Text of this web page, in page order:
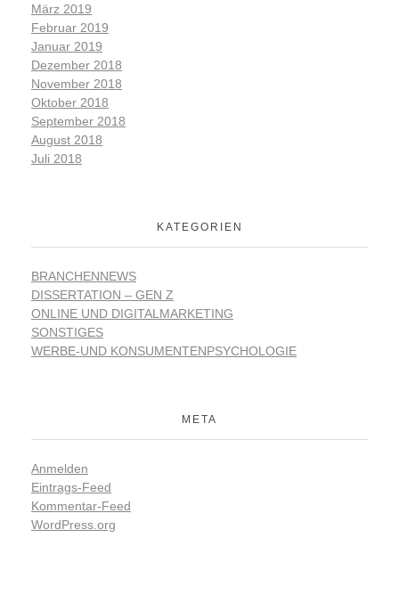
März 2019
Februar 2019
Januar 2019
Dezember 2018
November 2018
Oktober 2018
September 2018
August 2018
Juli 2018
KATEGORIEN
BRANCHENNEWS
DISSERTATION – GEN Z
ONLINE UND DIGITALMARKETING
SONSTIGES
WERBE-UND KONSUMENTENPSYCHOLOGIE
META
Anmelden
Eintrags-Feed
Kommentar-Feed
WordPress.org